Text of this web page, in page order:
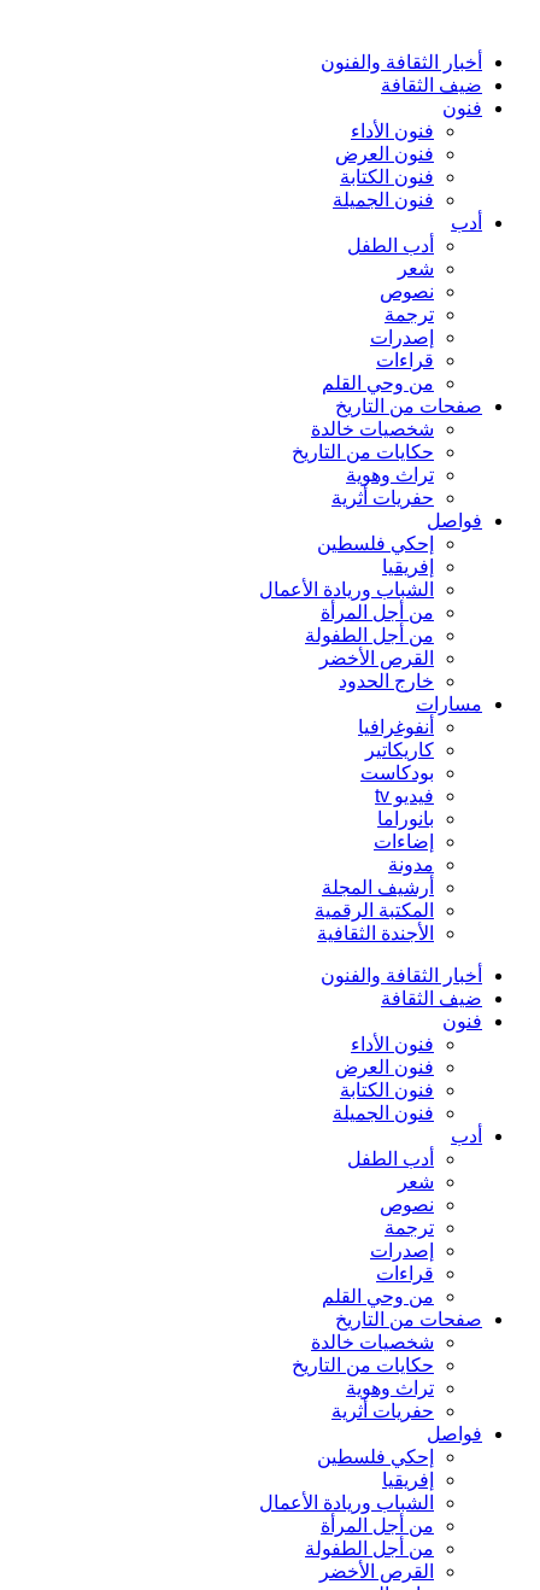
أخبار الثقافة والفنون
ضيف الثقافة
فنون
فنون الأداء
فنون العرض
فنون الكتابة
فنون الجميلة
أدب
أدب الطفل
شعر
نصوص
ترجمة
إصدرات
قراءات
من وحي القلم
صفحات من التاريخ
شخصيات خالدة
حكايات من التاريخ
تراث وهوية
حفريات أثرية
فواصل
إحكي فلسطين
إفريقيا
الشباب وريادة الأعمال
من أجل المرأة
من أجل الطفولة
القرص الأخضر
خارج الحدود
مسارات
أنفوغرافيا
كاريكاتير
بودكاست
فيديو tv
بانوراما
إضاءات
مدونة
أرشيف المجلة
المكتبة الرقمية
الأجندة الثقافية
أخبار الثقافة والفنون
ضيف الثقافة
فنون
فنون الأداء
فنون العرض
فنون الكتابة
فنون الجميلة
أدب
أدب الطفل
شعر
نصوص
ترجمة
إصدرات
قراءات
من وحي القلم
صفحات من التاريخ
شخصيات خالدة
حكايات من التاريخ
تراث وهوية
حفريات أثرية
فواصل
إحكي فلسطين
إفريقيا
الشباب وريادة الأعمال
من أجل المرأة
من أجل الطفولة
القرص الأخضر